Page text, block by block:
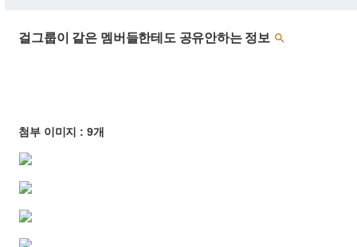
걸그룹이 같은 멤버들한테도 공유안하는 정보 
첨부 이미지 : 9개